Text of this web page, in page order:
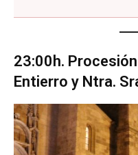
23:00h.
Entierro y Ntra.